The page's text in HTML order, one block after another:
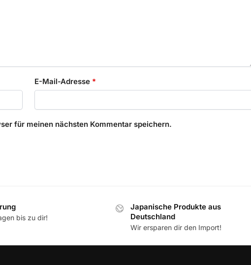
E-Mail-Adresse *
für meinen nächsten Kommentar speichern.
bis zu dir!
Japanische Produkte aus
Deutschland
Wir ersparen dir den Import!